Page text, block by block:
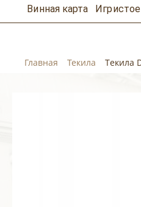
Винная карта
Главная Текила Tекила